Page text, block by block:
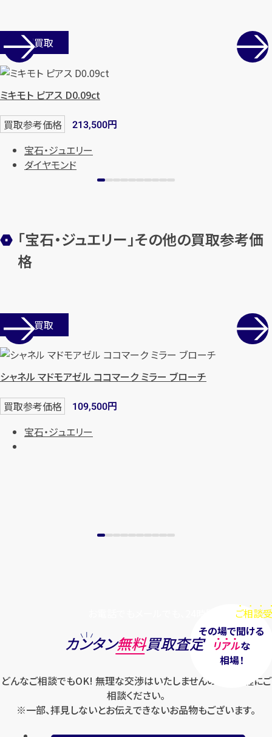
最短1分！
【総合受付】24時間・年中無休(年末年
メールで無料相談する
店舗買取
ミキモト ピアス D0.09ct
買取参考価格 213,500円
宝石・ジュエリー
ダイヤモンド
「宝石・ジュエリー」その他の買取参考価
格
店舗買取
シャネル マドモアゼル ココマーク ミラー ブローチ
買取参考価格 109,500円
宝石・ジュエリー
ご相談
その場で聞ける
リアルな
相場！
カンタン無料買取査定
どんなご相談でもOK! 無理な交渉はいたしませんのでお気軽にご
相談ください。
※一部、拝見しないとお伝えできないお品物もございます。